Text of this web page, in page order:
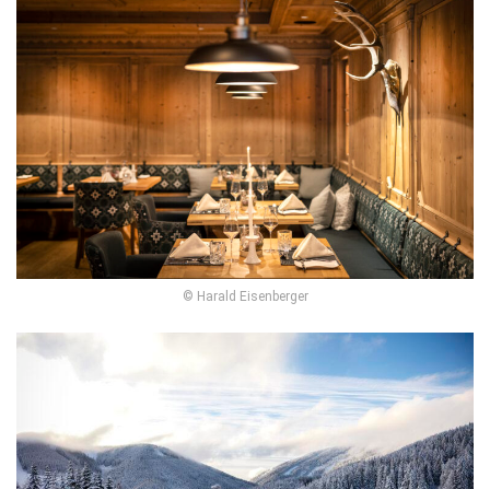
© Harald Eisenberger